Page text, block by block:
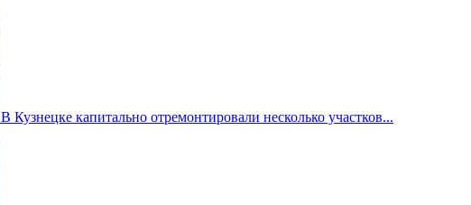
В Кузнецке капитально отремонтировали несколько участков...